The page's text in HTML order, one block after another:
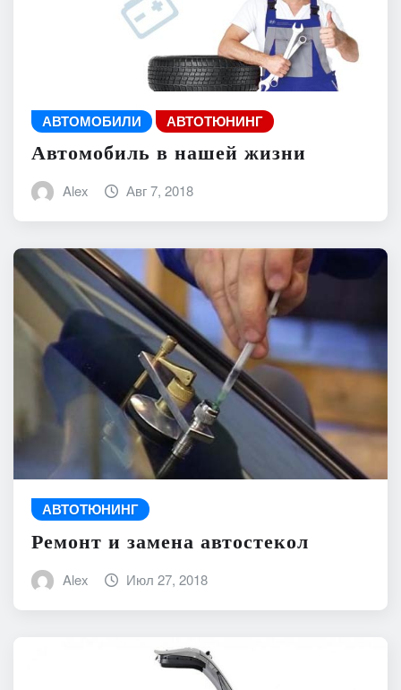
АВТОМОБИЛИ АВТОТЮНИНГ
Автомобиль в нашей жизни
Alex Авг 7, 2018
АВТОТЮНИНГ
Ремонт и замена автостекол
Alex Июл 27, 2018